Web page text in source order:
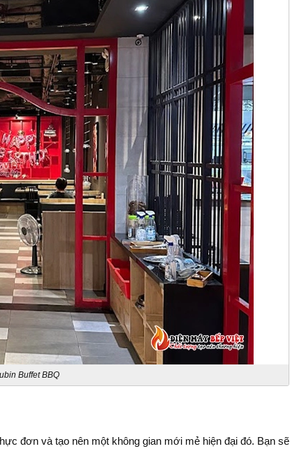
Buffet BBQ
đơn và tạo nên một không gian mới mẻ hiện đại đó. Bạn sẽ